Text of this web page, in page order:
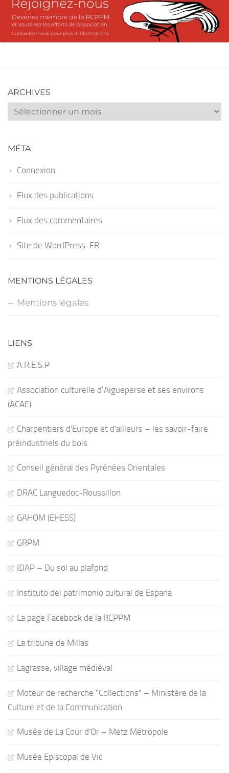
ARCHIVES
Archives
MÉTA
Connexion
Flux des publications
Flux des commentaires
Site de WordPress-FR
MENTIONS LÉGALES
Mentions légales
LIENS
A.R.E.S.P
Association culturelle d’Aigueperse et ses environs
(ACAE)
Charpentiers d'Europe et d'ailleurs – les savoir-faire
préindustriels du bois
Conseil général des Pyrénées Orientales
DRAC Languedoc-Roussillon
GAHOM (EHESS)
GRPM
IDAP – Du sol au plafond
Instituto del patrimonio cultural de Espana
La page Facebook de la RCPPM
La tribune de Millas
Lagrasse, village médiéval
Moteur de recherche "Collections" – Ministère de la
Culture et de la Communication
Musée de La Cour d'Or – Metz Métropole
Musée Episcopal de Vic